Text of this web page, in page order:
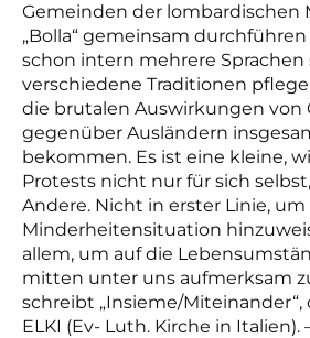
Gemeinden der lombardischen
„Bolla“ gemeinsam durchführen
schon intern mehrere Sprachen
verschiedene Traditionen
die brutalen Auswirkungen von
gegenüber Ausländern
bekommen. Es ist eine kleine,
Protests nicht nur für sich
Andere. Nicht in erster Linie,
Minderheitensituation
allem, um auf die
mitten unter uns aufmerksam
schreibt „Insieme/Miteinander“,
ELKI (Ev- Luth. Kirche in Italien).